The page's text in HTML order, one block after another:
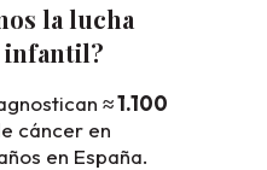
la lucha
infantil?
≈ 1.100
cáncer en
en España.